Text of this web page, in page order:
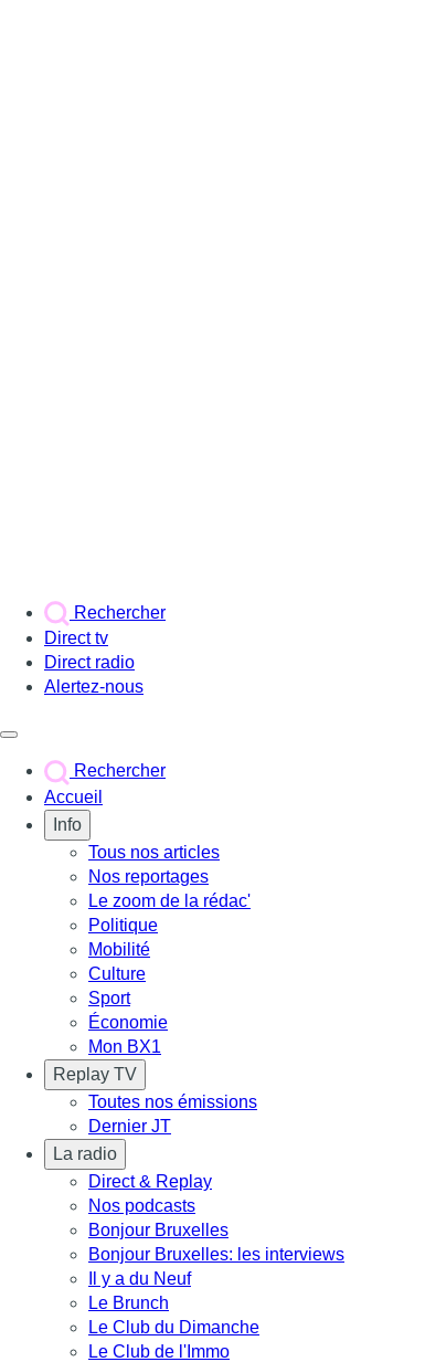
Rechercher
Direct tv
Direct radio
Alertez-nous
Rechercher
Accueil
Info
Tous nos articles
Nos reportages
Le zoom de la rédac'
Politique
Mobilité
Culture
Sport
Économie
Mon BX1
Replay TV
Toutes nos émissions
Dernier JT
La radio
Direct & Replay
Nos podcasts
Bonjour Bruxelles
Bonjour Bruxelles: les interviews
Il y a du Neuf
Le Brunch
Le Club du Dimanche
Le Club de l'Immo